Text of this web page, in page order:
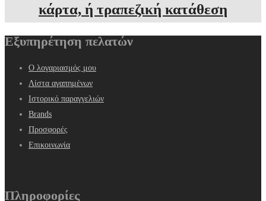
κάρτα, ή τραπεζική κατάθεση
Εξυπηρέτηση πελατών
Ο λογαριασμός μου
Λίστα αγαπημένων
Ιστορικό παραγγελιών
Brands
Προσφορές
Επικοινωνία
Πληροφορίες